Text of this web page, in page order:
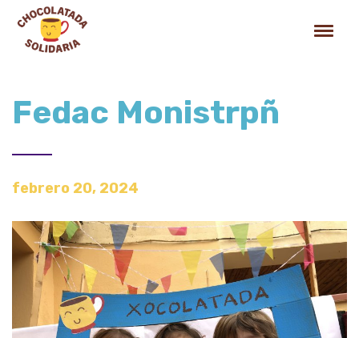
Fedac Monistrpñ
febrero 20, 2024